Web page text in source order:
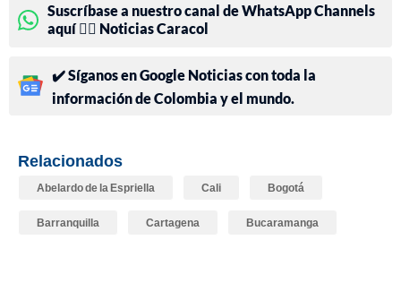
Suscríbase a nuestro canal de WhatsApp Channels
aquí 👉🏻 Noticias Caracol
✔️ Síganos en Google Noticias con toda la
información de Colombia y el mundo.
Relacionados
Abelardo de la Espriella Cali Bogotá
Barranquilla Cartagena Bucaramanga